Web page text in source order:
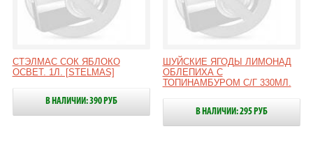
СТЭЛМАС СОК ЯБЛОКО
ОСВЕТ. 1Л. [STELMAS]
В НАЛИЧИИ: 390 РУБ
ШУЙСКИЕ ЯГОДЫ ЛИМОНАД
ОБЛЕПИХА С
ТОПИНАМБУРОМ С/Г 330МЛ.
В НАЛИЧИИ: 295 РУБ